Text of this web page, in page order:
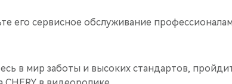
его сервисное обслуживание
в мир заботы и высоких стандартов,